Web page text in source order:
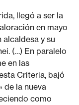
llegó a ser la
en mayo
y su
(…) En paralelo
en las
Criteria, bajó
de la nueva
como